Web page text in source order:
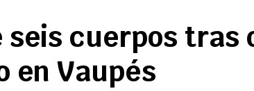
seis cuerpos tras
en Vaupés